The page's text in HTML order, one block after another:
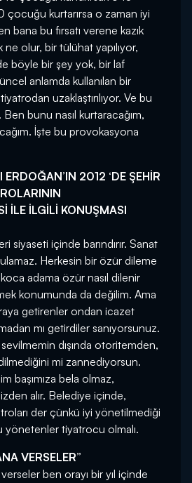
çocuğu kurtarırsa o zaman iyi
bana bu fırsatı verene kazık
ne olur, bir tülühat yapılıyor,
böyle bir şey yok, bir laf
anlamda kullanılan bir
uzaklaştırılıyor. Ve bu
bunu nasıl kurtaracağım,
İşte bu provokasyona
2012 ‘DE ŞEHİR
İLE İLGİLİ KONUŞMASI
siyaseti içinde barındırır. Sanat
Herkesin bir özür dileme
adama özür nasıl dilenir
konumunda da değilim. Ama
getirenler ondan icazet
mı getirdiler sanıyorsunuz.
dışında otoritemden,
mi zannediyorsun.
başımıza bela olmaz,
alır. Belediye içinde,
der çünkü iyi yönetilmediği
tiyatrocu olmalı.
VERSELER”
ben orayı bir yıl içinde